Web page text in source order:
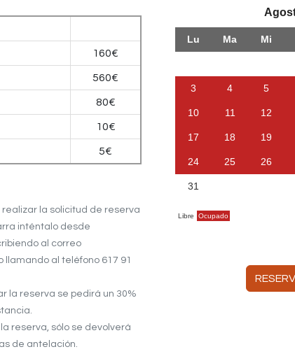
160€
560€
80€
10€
5€
la solicitud de reserva
inténtalo desde
al correo
llamando al teléfono 617 91
la reserva se pedirá un 30%
reserva, sólo se devolverá
de antelación.